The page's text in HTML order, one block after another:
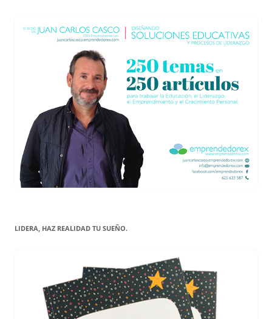
LIDERA, HAZ REALIDAD TU SUEÑO.